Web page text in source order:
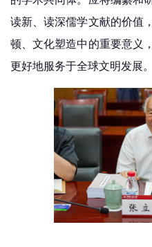
读新、读深儒学文献的价值
顿、文化塑造中的重要意义
更好地服务于全球文明发展。